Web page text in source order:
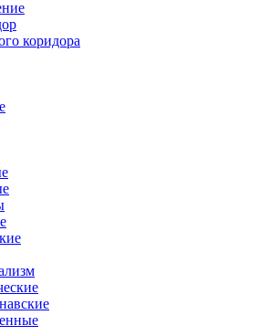
коридора